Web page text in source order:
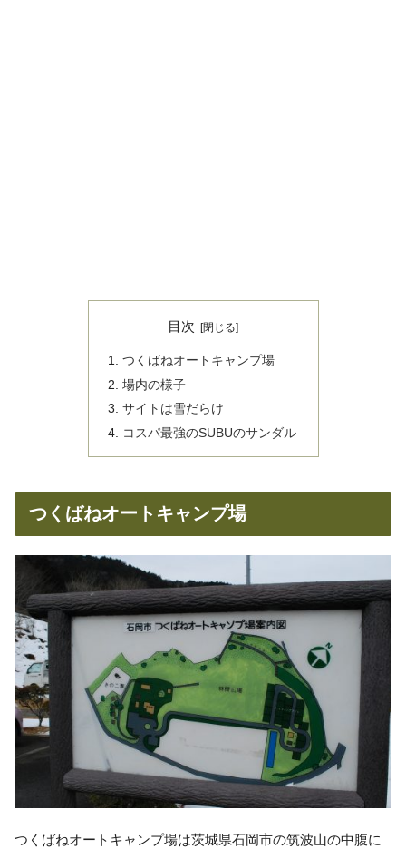
目次
つくばねオートキャンプ場
場内の様子
サイトは雪だらけ
コスパ最強のSUBUのサンダル
つくばねオートキャンプ場
つくばねオートキャンプ場は茨城県石岡市の筑波山の中腹に